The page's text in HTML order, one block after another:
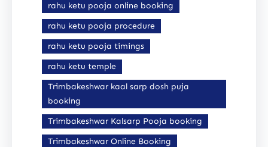
rahu ketu pooja online booking
rahu ketu pooja procedure
rahu ketu pooja timings
rahu ketu temple
Trimbakeshwar kaal sarp dosh puja
booking
Trimbakeshwar Kalsarp Pooja booking
Trimbakeshwar Online Booking